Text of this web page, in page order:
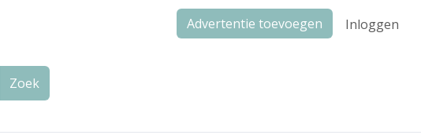
Advertentie toevoegen Inloggen
Zoek